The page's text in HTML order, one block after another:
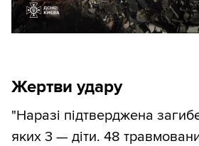
Жертви удару
"Наразі підтверджена
яких 3 — діти. 48